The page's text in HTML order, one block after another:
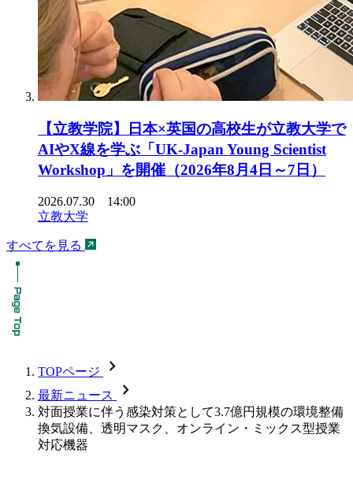
【立教学院】日本×英国の高校生が立教大学で
AIやX線を学ぶ「UK-Japan Young Scientist
Workshop」を開催（2026年8月4日～7日）
2026.07.30 14:00
立教大学
すべてを見る
TOPページ chevron_forward
最新ニュース chevron_forward
対面授業に伴う感染対策として3.7億円規模の環境整備
換気設備、透明マスク、オンライン・ミックス型授業
対応機器